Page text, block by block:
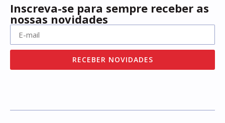
Inscreva-se para sempre receber as
nossas novidades
RECEBER NOVIDADES